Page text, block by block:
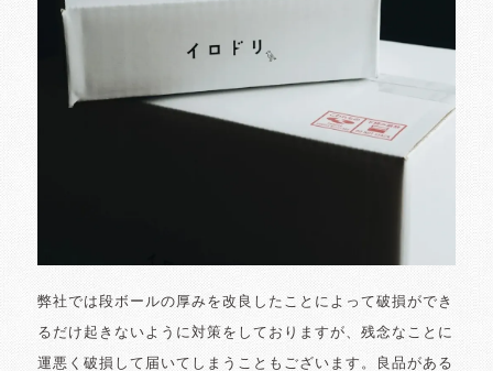
弊社では段ボールの厚みを改良したことによって破損ができ
るだけ起きないように対策をしておりますが、残念なことに
運悪く破損して届いてしまうこともございます。良品がある